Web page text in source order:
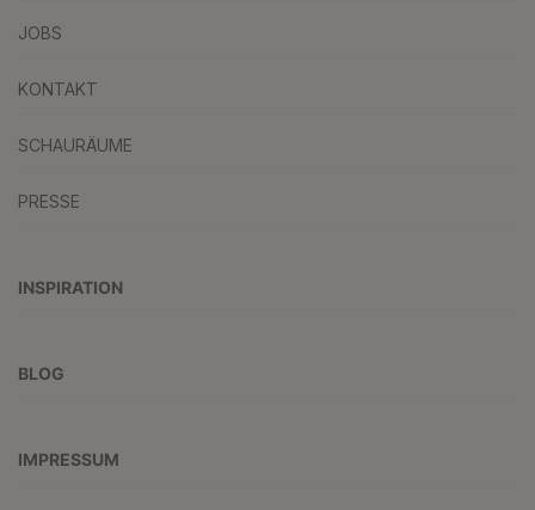
JOBS
KONTAKT
SCHAURÄUME
PRESSE
INSPIRATION
BLOG
IMPRESSUM